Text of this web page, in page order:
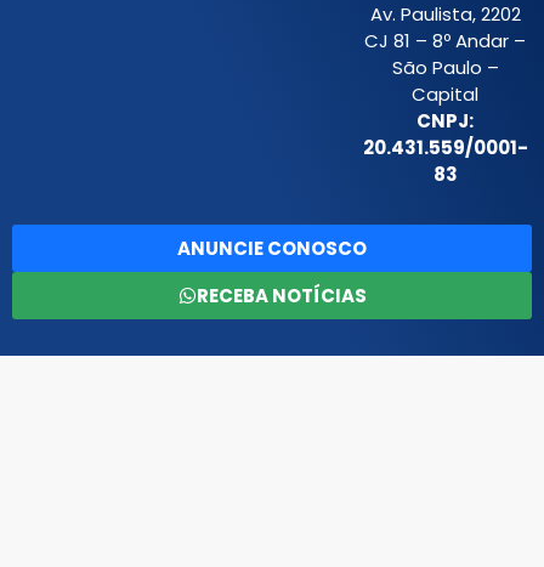
Av. Paulista, 2202
CJ 81 – 8º Andar –
São Paulo –
Capital
CNPJ:
20.431.559/0001-
83
ANUNCIE CONOSCO
RECEBA NOTÍCIAS